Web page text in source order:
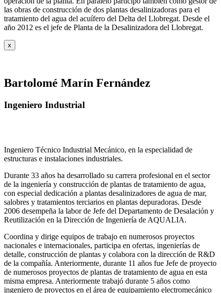
las obras de construcción de dos plantas desalinizadoras para el
tratamiento del agua del acuífero del Delta del Llobregat. Desde el
año 2012 es el jefe de Planta de la Desalinizadora del Llobregat.
x
Bartolomé Marín Fernández
Ingeniero Industrial
Ingeniero Técnico Industrial Mecánico, en la especialidad de
estructuras e instalaciones industriales.
Durante 33 años ha desarrollado su carrera profesional en el sector
de la ingeniería y construcción de plantas de tratamiento de agua,
con especial dedicación a plantas desalinizadores de agua de mar,
salobres y tratamientos terciarios en plantas depuradoras. Desde
2006 desempeña la labor de Jefe del Departamento de Desalación y
Reutilización en la Dirección de Ingeniería de AQUALIA.
Coordina y dirige equipos de trabajo en numerosos proyectos
nacionales e internacionales, participa en ofertas, ingenierías de
detalle, construcción de plantas y colabora con la dirección de R&D
de la compañía. Anteriormente, durante 11 años fue Jefe de proyecto
de numerosos proyectos de plantas de tratamiento de agua en esta
misma empresa. Anteriormente trabajó durante 5 años como
ingeniero de proyectos en el área de equipamiento electromecánico